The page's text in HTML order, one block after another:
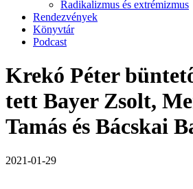
Radikalizmus és extrémizmus
Rendezvények
Könyvtár
Podcast
Krekó Péter
tett Bayer Zsolt,
Tamás és Bácskai
2021-01-29